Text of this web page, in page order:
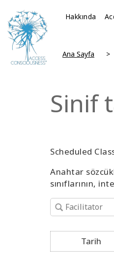
Hakkında
Ana Sayfa
Sinif
Scheduled
Anahtar
sınıflarının,
Tarih